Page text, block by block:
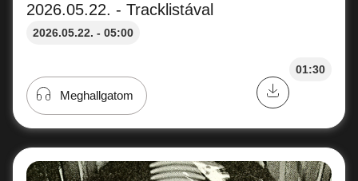
2026.05.22. - Tracklistával
2026.05.22. - 05:00
01:30
Meghallgatom